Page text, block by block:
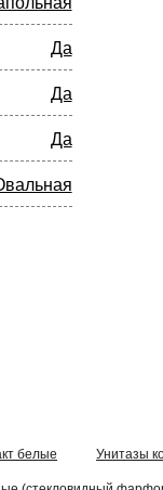
Да
Да
Да
белые Унитазы